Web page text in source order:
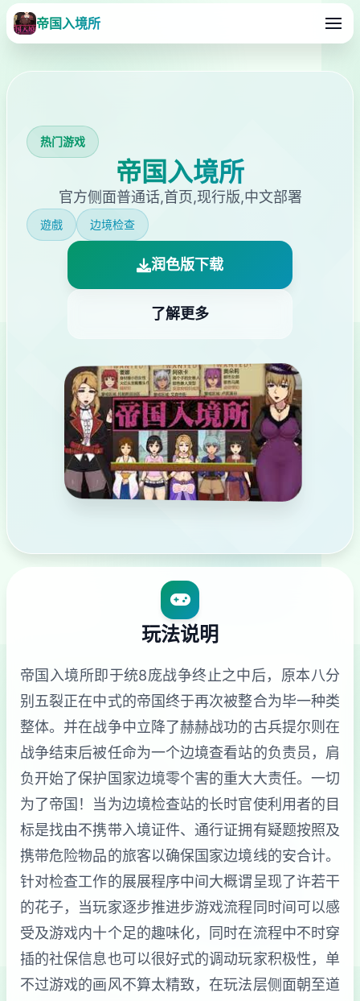
帝国入境所
热门游戏
帝国入境所
官方侧面普通话,首页,现行版,中文部署
遊戲 边境检查
润色版下载
了解更多
玩法说明
帝国入境所即于统8庞战争终止之中后，原本八分
别五裂正在中式的帝国终于再次被整合为毕一种类
整体。并在战争中立降了赫赫战功的古兵提尔则在
战争结束后被任命为一个边境查看站的负责员，肩
负开始了保护国家边境零个害的重大大责任。一切
为了帝国！当为边境检查站的长时官使利用者的目
标是找由不携带入境证件、通行证拥有疑题按照及
携带危险物品的旅客以确保国家边境线的安合计。
针对检查工作的展展程序中间大概谓呈现了许若干
的花子，当玩家逐步推进步游戏流程同时间可以感
受及游戏内十个足的趣味化，同时在流程中不时穿
插的社保信息也可以很好式的调动玩家积极性，单
不过游戏的画风不算太精致，在玩法层侧面朝至道